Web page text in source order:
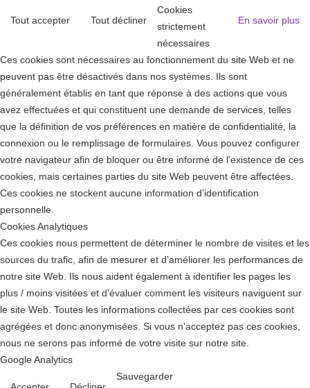
Tout accepter Tout décliner En savoir plus
Cookies
strictement
nécessaires
Ces cookies sont nécessaires au fonctionnement du site Web et ne
peuvent pas être désactivés dans nos systèmes. Ils sont
généralement établis en tant que réponse à des actions que vous
avez effectuées et qui constituent une demande de services, telles
que la définition de vos préférences en matière de confidentialité, la
connexion ou le remplissage de formulaires. Vous pouvez configurer
votre navigateur afin de bloquer ou être informé de l'existence de ces
cookies, mais certaines parties du site Web peuvent être affectées.
Ces cookies ne stockent aucune information d’identification
personnelle.
Cookies Analytiques
Ces cookies nous permettent de déterminer le nombre de visites et les
sources du trafic, afin de mesurer et d’améliorer les performances de
notre site Web. Ils nous aident également à identifier les pages les
plus / moins visitées et d’évaluer comment les visiteurs naviguent sur
le site Web. Toutes les informations collectées par ces cookies sont
agrégées et donc anonymisées. Si vous n'acceptez pas ces cookies,
nous ne serons pas informé de votre visite sur notre site.
Google Analytics
Sauvegarder